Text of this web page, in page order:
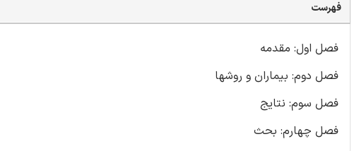
فهرست
فصل اول: مقدمه
فصل دوم: بیماران و روشها
فصل سوم: نتایج
فصل چهارم: بحث